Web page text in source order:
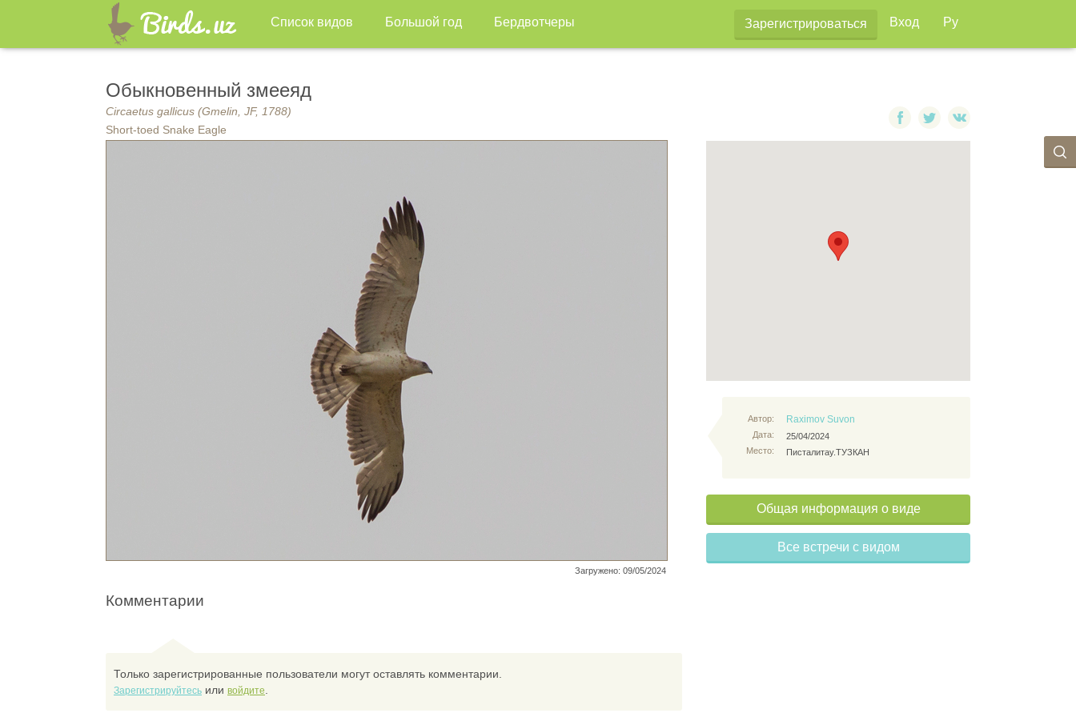
Список видов Большой год Бердвотчеры Зарегистрироваться Вход Ру
Обыкновенный змееяд
Circaetus gallicus (Gmelin, JF, 1788)
Short-toed Snake Eagle
Загружено: 09/05/2024
Автор:
Дата:
Место:
Raximov Suvon
25/04/2024
Писталитау.ТУЗКАН
Общая информация о виде
Все встречи с видом
Комментарии
Только зарегистрированные пользователи могут оставлять комментарии.
Зарегистрируйтесь или войдите